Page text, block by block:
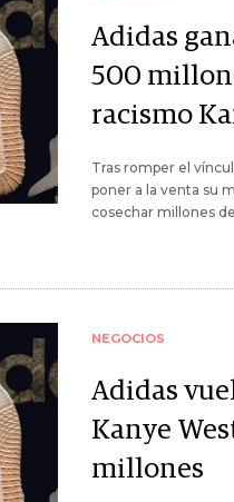
Adidas
500
racismo
Tras romper el
poner a la venta su
cosechar millones
NEGOCIOS
Adidas
Kanye
millones